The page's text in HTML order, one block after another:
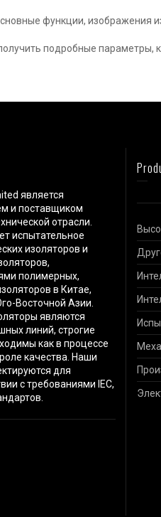
функции, изображения
подробные параметры,
является
и поставщиком
отрасли.
испытательное
изоляторов и
полимерных,
в Китае,
Восточной Азии.
являются
линий, строгие
как в процессе
качества. Наши
для
с требованиями IEC,